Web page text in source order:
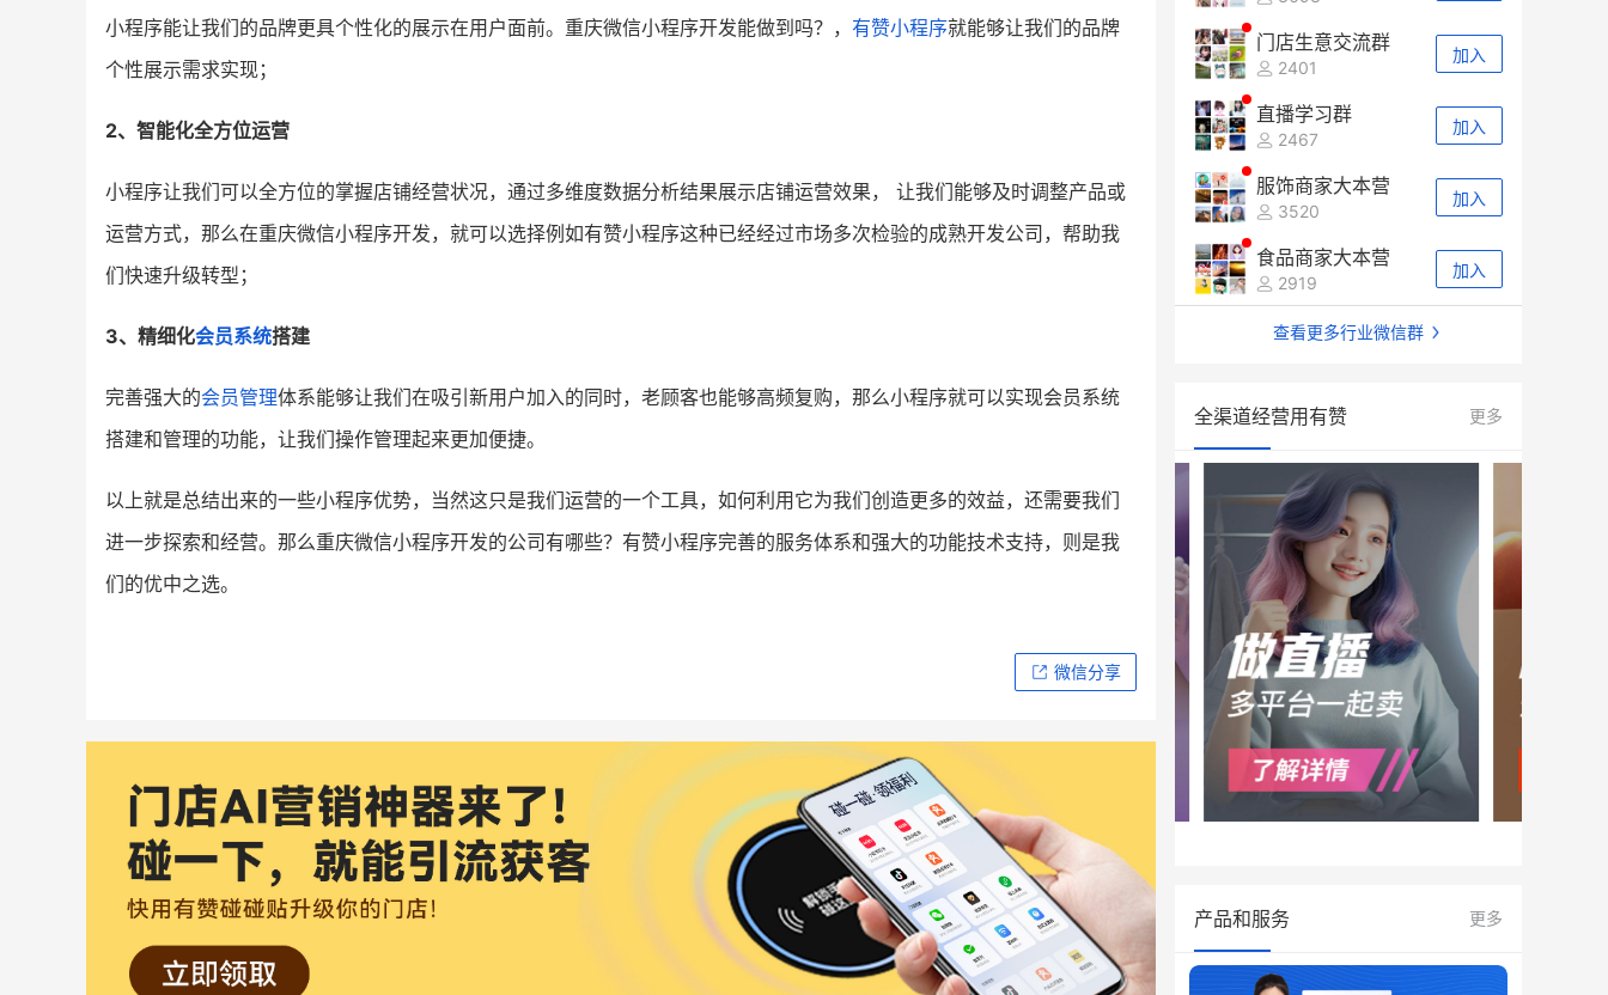
小程序能让我们的品牌更具个性化的展示在用户面前。重庆微信小程序开发能做到吗？， 有赞小程序就能够让我们的品牌
个性展示需求实现；
2、智能化全方位运营
小程序让我们可以全方位的掌握店铺经营状况，通过多维度数据分析结果展示店铺运营效果， 让我们能够及时调整产品或
运营方式，那么在重庆微信小程序开发，就可以选择例如有赞小程序这种已经经过市场多次检验的成熟开发公司，帮助我
们快速升级转型；
3、精细化会员系统搭建
完善强大的会员管理体系能够让我们在吸引新用户加入的同时，老顾客也能够高频复购，那么小程序就可以实现会员系统
搭建和管理的功能，让我们操作管理起来更加便捷。
以上就是总结出来的一些小程序优势，当然这只是我们运营的一个工具，如何利用它为我们创造更多的效益，还需要我们
进一步探索和经营。那么重庆微信小程序开发的公司有哪些？有赞小程序完善的服务体系和强大的功能技术支持，则是我
们的优中之选。
微信分享
门店生意交流群
2401
加入
直播学习群
2467
加入
服饰商家大本营
3520
加入
食品商家大本营
2919
加入
查看更多行业微信群
全渠道经营用有赞 更多
产品和服务 更多